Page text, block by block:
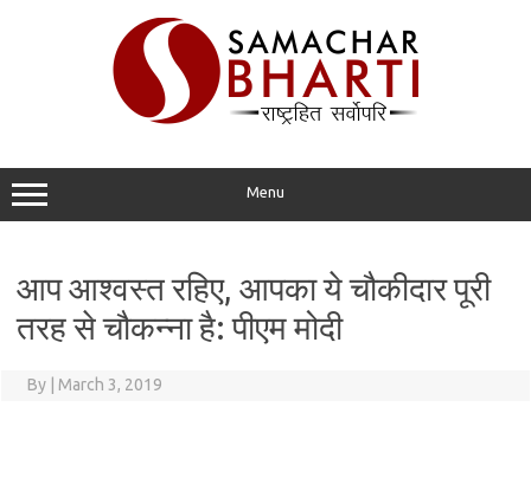
Menu
आप आश्वस्त रहिए, आपका ये चौकीदार पूरी
तरह से चौकन्ना है: पीएम मोदी
By March 3, 2019